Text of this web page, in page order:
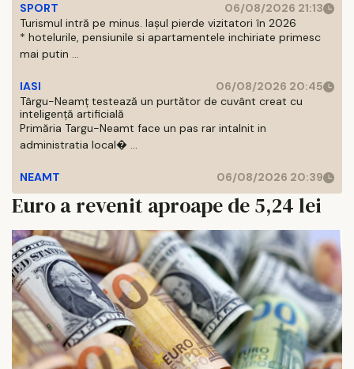
SPORT
06/08/2026 21:13
Turismul intră pe minus. Iașul pierde vizitatori în 2026
* hotelurile, pensiunile si apartamentele inchiriate primesc
mai putin ...
IASI
06/08/2026 20:45
Târgu-Neamț testează un purtător de cuvânt creat cu
inteligență artificială
Primăria Targu-Neamt face un pas rar intalnit in
administratia local� ...
NEAMT 06/08/2026 20:39
Euro a revenit aproape de 5,24 lei